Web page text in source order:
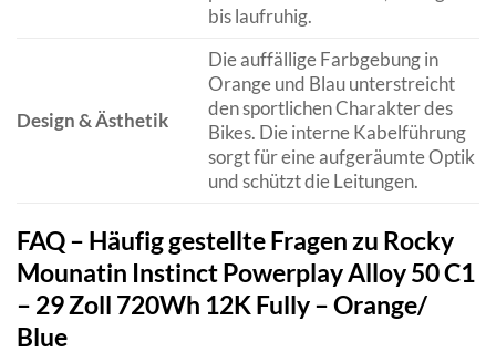
bis laufruhig.
Design & Ästhetik
Die auffällige Farbgebung in
Orange und Blau unterstreicht
den sportlichen Charakter des
Bikes. Die interne Kabelführung
sorgt für eine aufgeräumte Optik
und schützt die Leitungen.
FAQ – Häufig gestellte Fragen zu Rocky
Mounatin Instinct Powerplay Alloy 50 C1
– 29 Zoll 720Wh 12K Fully – Orange/
Blue